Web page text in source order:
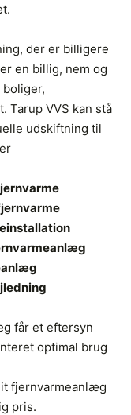
der er billigere
en billig, nem og
Tarup VVS kan stå
udskiftning til
får et eftersyn
optimal brug
fjernvarmeanlæg
pris.